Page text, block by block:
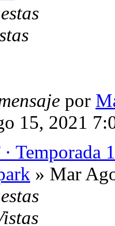
por
15, 2021
Temporada 1
» Mar